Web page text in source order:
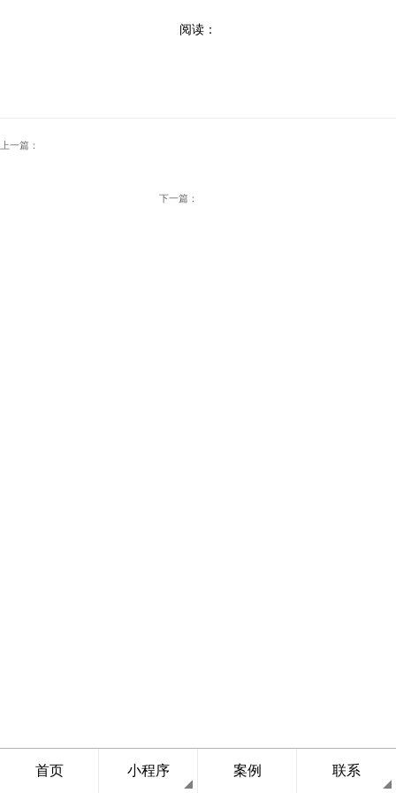
阅读：
上一篇：
下一篇：
首页 小程序 案例 联系